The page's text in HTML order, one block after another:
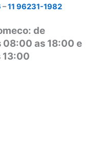
–11 96231-1982
de
08:00 as 18:00 e
13:00